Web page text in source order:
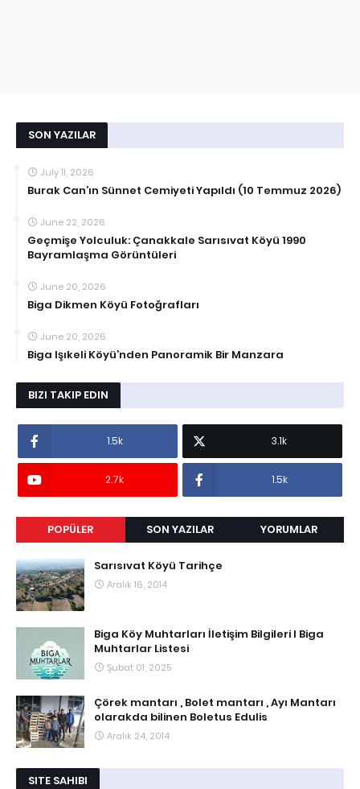
SON YAZILAR
July 11, 2026
Burak Can’ın Sünnet Cemiyeti Yapıldı (10 Temmuz 2026)
June 22, 2026
Geçmişe Yolculuk: Çanakkale Sarısıvat Köyü 1990
Bayramlaşma Görüntüleri
June 20, 2026
Biga Dikmen Köyü Fotoğrafları
June 20, 2026
Biga Işıkeli Köyü’nden Panoramik Bir Manzara
BIZI TAKIP EDIN
1.5k 3.1k
2.7k 1.5k
POPÜLER SON YAZILAR YORUMLAR
Sarısıvat Köyü Tarihçe
Aralık 16, 2014
Biga Köy Muhtarları İletişim Bilgileri I Biga
Muhtarlar Listesi
Şubat 01, 2025
Çörek mantarı , Bolet mantarı , Ayı Mantarı
olarakda bilinen Boletus Edulis
Aralık 24, 2014
SITE SAHIBI